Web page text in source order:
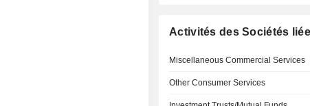
Activités des Sociétés
Miscellaneous Commercial Services
Other Consumer Services